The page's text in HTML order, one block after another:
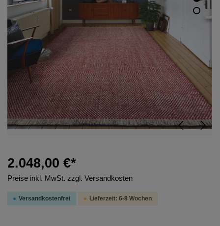
2.048,00 €*
Preise inkl. MwSt. zzgl. Versandkosten
Versandkostenfrei Lieferzeit: 6-8 Wochen